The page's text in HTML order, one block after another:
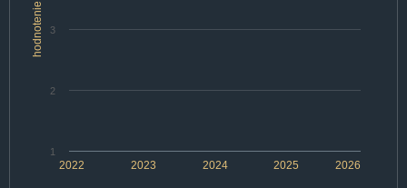
hodnotenie
2022 2024 2026
2023 2025
1
2
3